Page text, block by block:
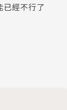
已經不行了